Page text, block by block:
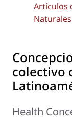
Artículos
Naturales
colectivo
Health